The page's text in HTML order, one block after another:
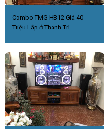
Combo TMG HB12 Giá 40
Triệu Lắp ở Thanh Trì.